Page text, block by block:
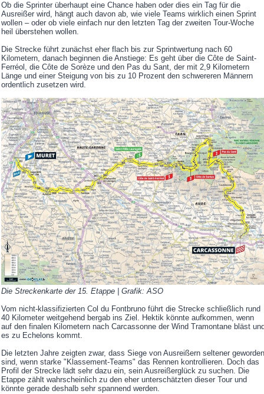
Ob die Sprinter überhaupt eine Chance haben oder dies ein Tag für die
Ausreißer wird, hängt auch davon ab, wie viele Teams wirklich einen Sprint
wollen – oder ob viele einfach nur den letzten Tag der zweiten Tour-Woche
heil überstehen wollen.
Die Strecke führt zunächst eher flach bis zur Sprintwertung nach 60
Kilometern, danach beginnen die Anstiege: Es geht über die Côte de Saint-
Ferréol, die Côte de Sorèze und den Pas du Sant, der mit 2,9 Kilometern
Länge und einer Steigung von bis zu 10 Prozent den schwereren Männern
ordentlich zusetzen wird.
Die Streckenkarte der 15. Etappe | Grafik: ASO
Vom nicht-klassifizierten Col du Fontbruno führt die Strecke schließlich rund
40 Kilometer weitgehend bergab ins Ziel. Hektik könnte aufkommen, wenn
auf den finalen Kilometern nach Carcassonne der Wind Tramontane bläst
es zu Echelons kommt.
Die letzten Jahre zeigten zwar, dass Siege von Ausreißern seltener geworden
sind, wenn starke "Klassement-Teams" das Rennen kontrollieren. Doch das
Profil der Strecke lädt sehr dazu ein, sein Ausreißerglück zu suchen. Die
Etappe zählt wahrscheinlich zu den eher unterschätzten dieser Tour und
könnte gerade deshalb sehr spannend werden.